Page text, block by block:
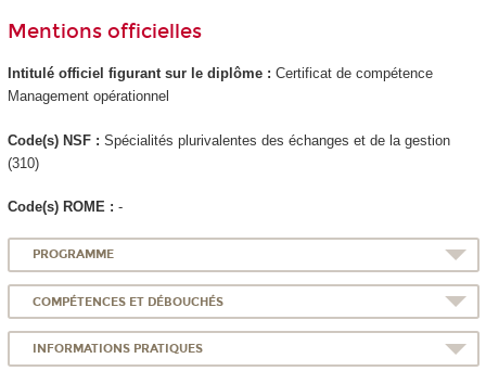
Mentions officielles
Intitulé officiel figurant sur le diplôme : Certificat de compétence
Management opérationnel
Code(s) NSF : Spécialités plurivalentes des échanges et de la gestion
(310)
Code(s) ROME : -
PROGRAMME
COMPÉTENCES ET DÉBOUCHÉS
INFORMATIONS PRATIQUES